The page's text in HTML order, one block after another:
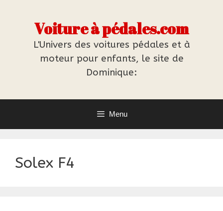
Voiture à pédales.com
L'Univers des voitures pédales et à
moteur pour enfants, le site de
Dominique:
Menu
Solex F4